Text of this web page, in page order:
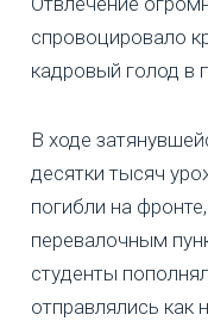
спровоцировало
кадровый голод в
В ходе
десятки тысяч
погибли на
перевалочным
студенты
отправлялись как